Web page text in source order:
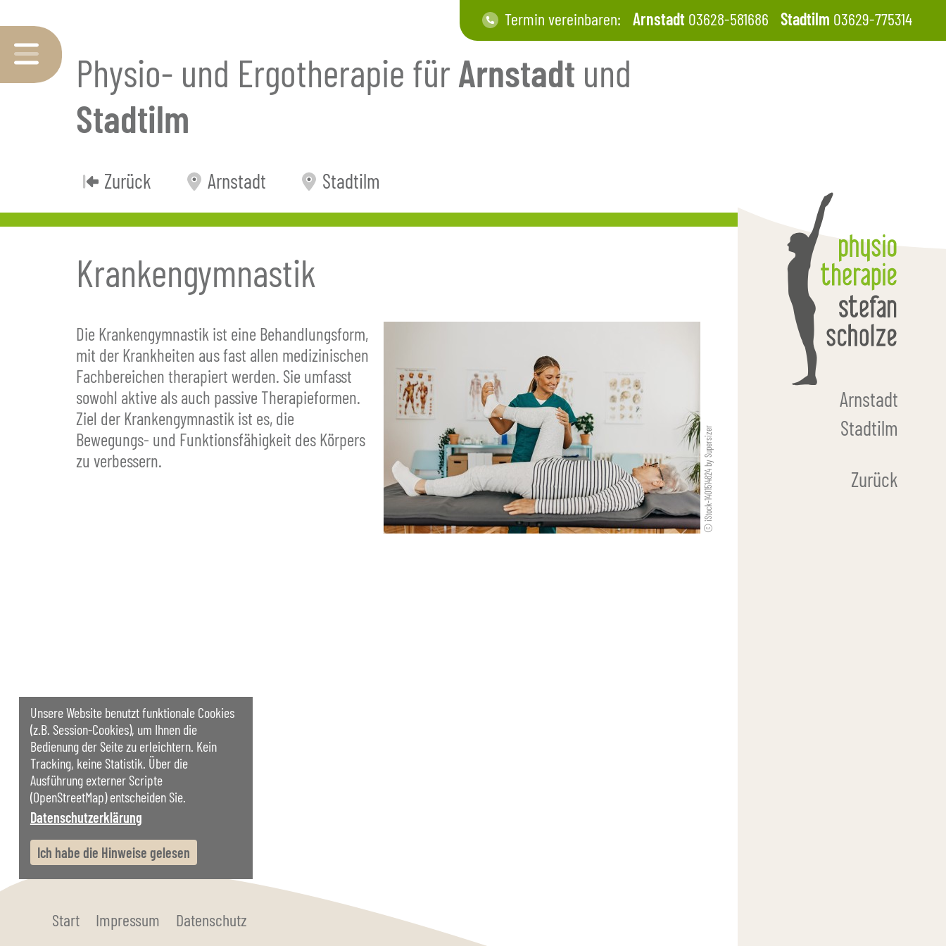
Termin vereinbaren: Arnstadt 03628-581686 Stadtilm 03629-775314
Arnstadt
Stadtilm
Zurück
Physio- und Ergotherapie fürArnstadt und
Stadtilm
Zurück Arnstadt Stadtilm
Krankengymnastik
iStock-1401514824 by Supersizer
Die Krankengymnastik ist eine Behandlungsform,
mit der Krankheiten aus fast allen medizinischen
Fachbereichen therapiert werden. Sie umfasst
sowohl aktive als auch passive Therapieformen.
Ziel der Krankengymnastik ist es, die
Bewegungs- und Funktionsfähigkeit des Körpers
zu verbessern.
Start Impressum Datenschutz
Unsere Website benutzt funktionale Cookies
(z.B. Session-Cookies), um Ihnen die
Bedienung der Seite zu erleichtern. Kein
Tracking, keine Statistik. Über die
Ausführung externer Scripte
(OpenStreetMap) entscheiden Sie.
Datenschutzerklärung
Ich habe die Hinweise gelesen